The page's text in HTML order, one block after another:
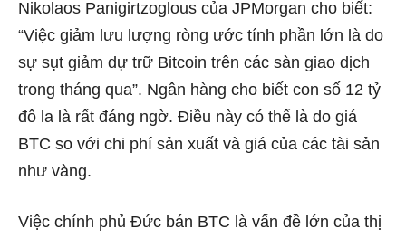
Nikolaos Panigirtzoglous của JPMorgan cho biết:
“Việc giảm lưu lượng ròng ước tính phần lớn là do
sự sụt giảm dự trữ Bitcoin trên các sàn giao dịch
trong tháng qua”. Ngân hàng cho biết con số 12 tỷ
đô la là rất đáng ngờ. Điều này có thể là do giá
BTC so với chi phí sản xuất và giá của các tài sản
như vàng.
Việc chính phủ Đức bán BTC là vấn đề lớn của thị